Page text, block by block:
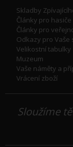
Skladby
Články pro hasiče
Články pro
Odkazy pro Vaše
Velikostní tabulky
Muzeum
Vaše náměty a
Vrácení zboží
Sloužíme